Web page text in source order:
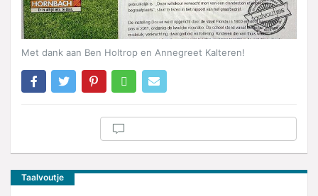
Met dank aan Ben Holtrop en Annegreet Kalteren!
Taalvoutje